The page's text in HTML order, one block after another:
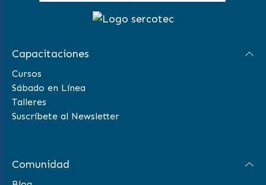
Capacitaciones
Cursos
Sábado en Línea
Talleres
Suscríbete al Newsletter
Comunidad